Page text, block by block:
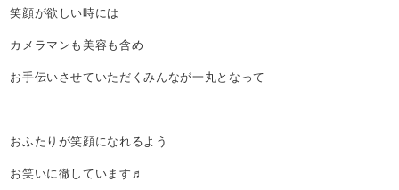
笑顔が欲しい時には
カメラマンも美容も含め
お手伝いさせていただくみんなが一丸となって
おふたりが笑顔になれるよう
お笑いに徹しています♬